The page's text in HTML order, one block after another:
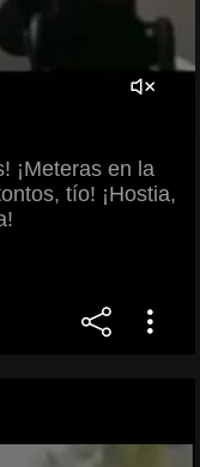
¡Meteras en la
tío! ¡Hostia,